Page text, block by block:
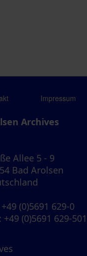
Impressum
Archives
Allee 5 - 9
Bad Arolsen
(0)5691 629-0
: +49 (0)5691 629-501